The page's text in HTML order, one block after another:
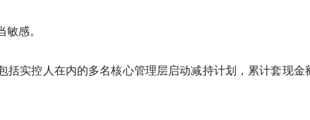
感。
括实控人在内的多名核心管理层启动减持计划，累计套现金